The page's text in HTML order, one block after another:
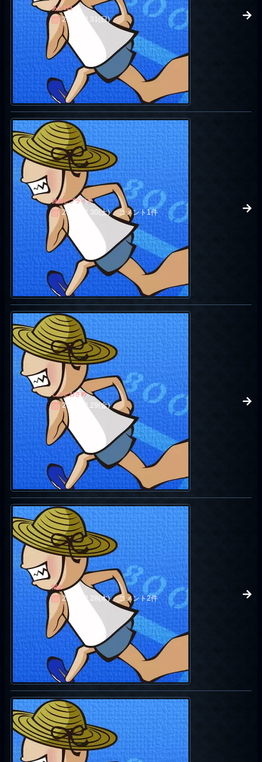
あと2日
2006.12.31(日)
自信とプライド
2006.12.30(土) コメント1件
しごとおさめ
2006.12.29(金)
悩み
2006.12.28(木) コメント2件